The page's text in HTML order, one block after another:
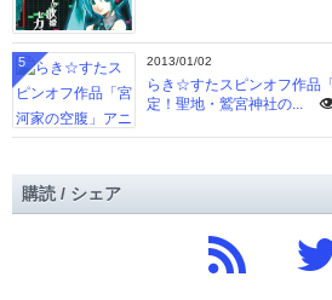
2013/01/02
らき☆すたスピンオフ作品
定！聖地・鷲宮神社の...
5
購読 / シェア